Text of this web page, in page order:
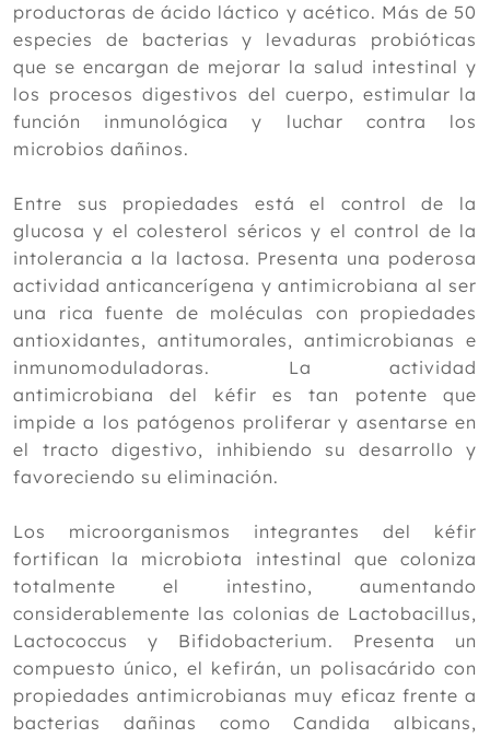
productoras de ácido láctico y acético. Más de 50
especies de bacterias y levaduras probióticas
que se encargan de mejorar la salud intestinal y
los procesos digestivos del cuerpo, estimular la
función inmunológica y luchar contra los
microbios dañinos.
Entre sus propiedades está el control de la
glucosa y el colesterol séricos y el control de la
intolerancia a la lactosa. Presenta una poderosa
actividad anticancerígena y antimicrobiana al ser
una rica fuente de moléculas con propiedades
antioxidantes, antitumorales, antimicrobianas e
inmunomoduladoras. La actividad
antimicrobiana del kéfir es tan potente que
impide a los patógenos proliferar y asentarse en
el tracto digestivo, inhibiendo su desarrollo y
favoreciendo su eliminación.
Los microorganismos integrantes del kéfir
fortifican la microbiota intestinal que coloniza
totalmente el intestino, aumentando
considerablemente las colonias de Lactobacillus,
Lactococcus y Bifidobacterium. Presenta un
compuesto único, el kefirán, un polisacárido con
propiedades antimicrobianas muy eficaz frente a
bacterias dañinas como Candida albicans,